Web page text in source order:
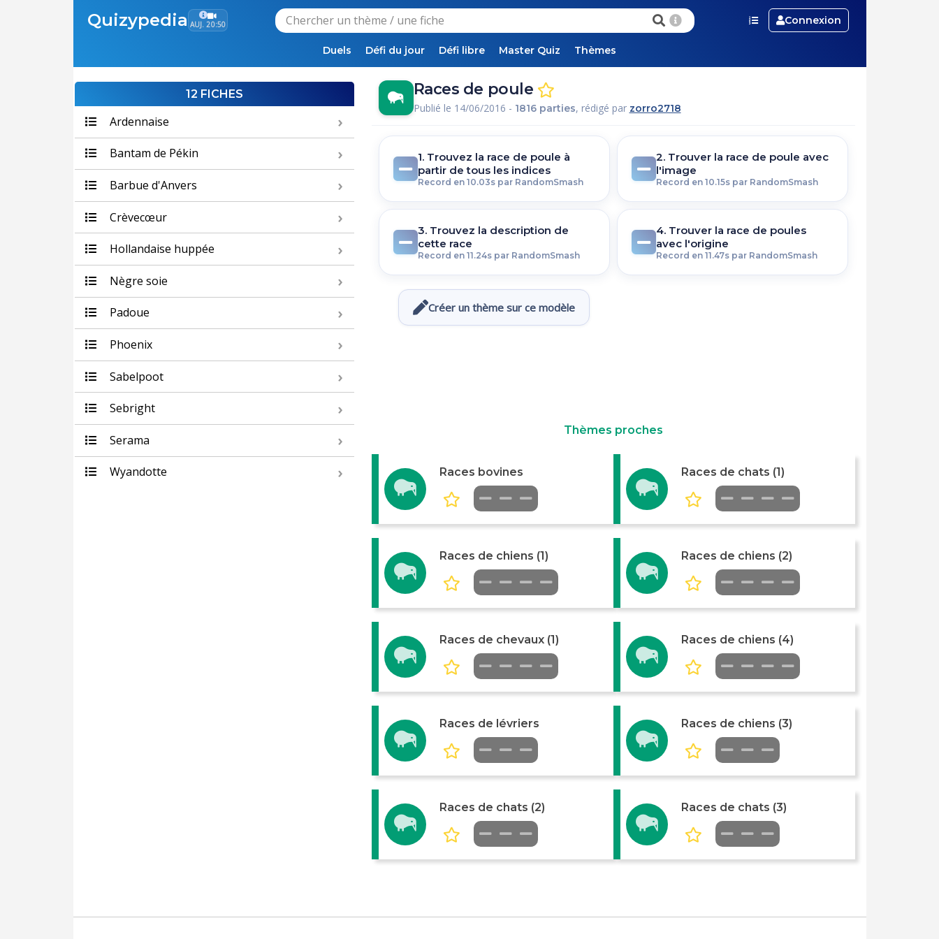
Quizypedia AUJ. 20:50 Connexion
Duels Défi du jour Défi libre Master Quiz Thèmes
12 FICHES
Ardennaise
Bantam de Pékin
Barbue d'Anvers
Crèvecœur
Hollandaise huppée
Nègre soie
Padoue
Phoenix
Sabelpoot
Sebright
Serama
Wyandotte
Races de poule
Publié le 14/06/2016 - 1816 parties, rédigé par zorro2718
1. Trouvez la race de poule à
partir de tous les indices
Record en 10.03s par RandomSmash
2. Trouver la race de poule avec
l'image
Record en 10.15s par RandomSmash
3. Trouvez la description de
cette race
Record en 11.24s par RandomSmash
4. Trouver la race de poules
avec l'origine
Record en 11.47s par RandomSmash
Créer un thème sur ce modèle
Thèmes proches
Races bovines Races de chats (1)
Races de chiens (1) Races de chiens (2)
Races de chevaux (1) Races de chiens (4)
Races de lévriers Races de chiens (3)
Races de chats (2) Races de chats (3)